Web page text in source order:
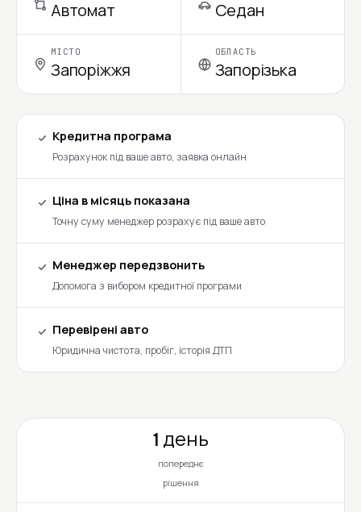
Автомат Седан
МІСТО
Запоріжжя
ОБЛАСТЬ
Запорізька
Кредитна програма
Розрахунок під ваше авто, заявка онлайн
Ціна в місяць показана
Точну суму менеджер розрахує під ваше авто
Менеджер передзвонить
Допомога з вибором кредитної програми
Перевірені авто
Юридична чистота, пробіг, історія ДТП
1 день
попереднє
рішення